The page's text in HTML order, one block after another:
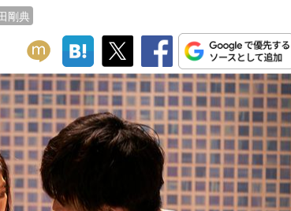
剛典